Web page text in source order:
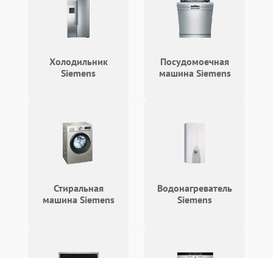
Холодильник
Siemens
Посудомоечная
машина Siemens
Стиральная
машина Siemens
Водонагреватель
Siemens